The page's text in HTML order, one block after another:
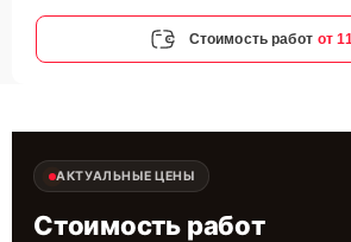
Стоимость работ от
АКТУАЛЬНЫЕ ЦЕНЫ
Стоимость работ